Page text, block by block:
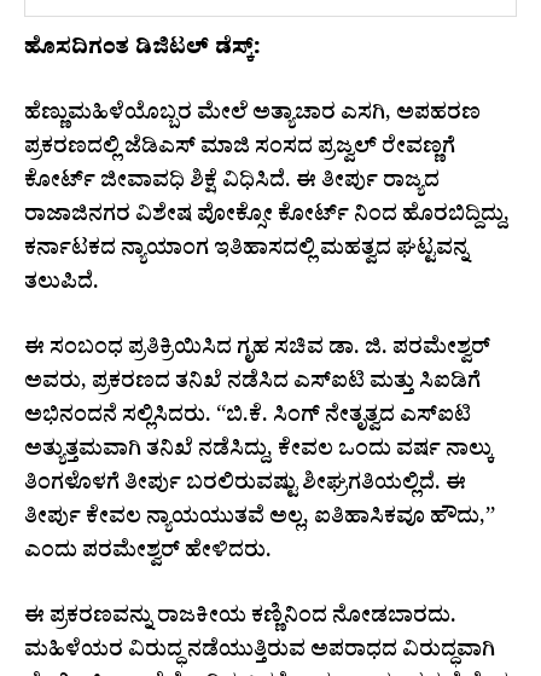
ಹೊಸದಿಗಂತ ಡಿಜಿಟಲ್ ಡೆಸ್ಕ್:
ಹೆಣ್ಣುಮಹಿಳೆಯೊಬ್ಬರ ಮೇಲೆ ಅತ್ಯಾಚಾರ ಎಸಗಿ, ಅಪಹರಣ
ಪ್ರಕರಣದಲ್ಲಿ ಜೆಡಿಎಸ್ ಮಾಜಿ ಸಂಸದ ಪ್ರಜ್ವಲ್ ರೇವಣ್ಣಗೆ
ಕೋರ್ಟ್ ಜೀವಾವಧಿ ಶಿಕ್ಷೆ ವಿಧಿಸಿದೆ. ಈ ತೀರ್ಪು ರಾಜ್ಯದ
ರಾಜಾಜಿನಗರ ವಿಶೇಷ ಪೋಕ್ಸೋ ಕೋರ್ಟ್‌ ನಿಂದ ಹೊರಬಿದ್ದಿದ್ದು,
ಕರ್ನಾಟಕದ ನ್ಯಾಯಾಂಗ ಇತಿಹಾಸದಲ್ಲಿ ಮಹತ್ವದ ಘಟ್ಟವನ್ನ
ತಲುಪಿದೆ.
ಈ ಸಂಬಂಧ ಪ್ರತಿಕ್ರಿಯಿಸಿದ ಗೃಹ ಸಚಿವ ಡಾ. ಜಿ. ಪರಮೇಶ್ವರ್
ಅವರು, ಪ್ರಕರಣದ ತನಿಖೆ ನಡೆಸಿದ ಎಸ್‌ಐಟಿ ಮತ್ತು ಸಿಐಡಿಗೆ
ಅಭಿನಂದನೆ ಸಲ್ಲಿಸಿದರು. “ಬಿ.ಕೆ. ಸಿಂಗ್ ನೇತೃತ್ವದ ಎಸ್‌ಐಟಿ
ಅತ್ಯುತ್ತಮವಾಗಿ ತನಿಖೆ ನಡೆಸಿದ್ದು, ಕೇವಲ ಒಂದು ವರ್ಷ ನಾಲ್ಕು
ತಿಂಗಳೊಳಗೆ ತೀರ್ಪು ಬರಲಿರುವಷ್ಟು ಶೀಘ್ರಗತಿಯಲ್ಲಿದೆ. ಈ
ತೀರ್ಪು ಕೇವಲ ನ್ಯಾಯಯುತವೆ ಅಲ್ಲ, ಐತಿಹಾಸಿಕವೂ ಹೌದು,”
ಎಂದು ಪರಮೇಶ್ವರ್ ಹೇಳಿದರು.
ಈ ಪ್ರಕರಣವನ್ನು ರಾಜಕೀಯ ಕಣ್ಣಿನಿಂದ ನೋಡಬಾರದು.
ಮಹಿಳೆಯರ ವಿರುದ್ಧ ನಡೆಯುತ್ತಿರುವ ಅಪರಾಧದ ವಿರುದ್ಧವಾಗಿ